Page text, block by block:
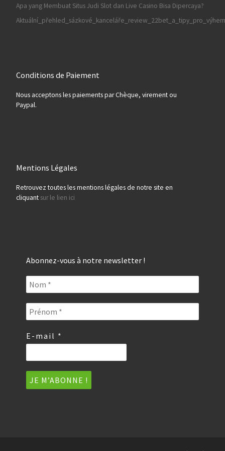
Apa yang Membuat Situs Judi Slot dan Live Casino Bisa Dipercaya?
Conditions de Paiement
Nous acceptons les paiements par Chèque, virement ou
Paypal.
Mentions Légales
Retrouvez toutes les mentions légales de notre site en
cliquant sur le lien ici
Abonnez-vous à notre newsletter !
E-mail *